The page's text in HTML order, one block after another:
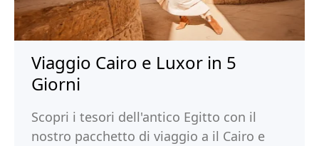
Viaggio Cairo e Luxor in 5
Giorni
Scopri i tesori dell'antico Egitto con il
nostro pacchetto di viaggio a il Cairo e